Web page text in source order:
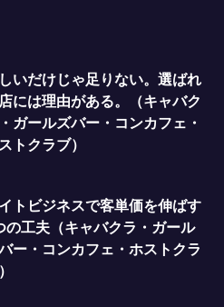
いだけじゃ足りない。選ばれ
には理由がある。（キャバク
ガールズバー・コンカフェ・
トクラブ）
トビジネスで客単価を伸ばす
の工夫（キャバクラ・ガール
ー・コンカフェ・ホストクラ